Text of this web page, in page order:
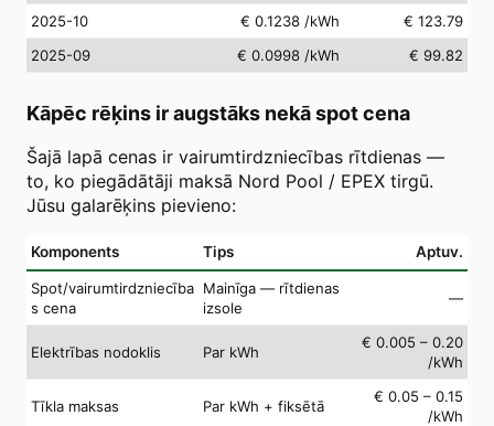
2025-10
€ 0.1238 /kWh
€ 123.79
2025-09
€ 0.0998 /kWh € 99.82
Kāpēc rēķins ir augstāks nekā spot cena
Šajā lapā cenas ir vairumtirdzniecības rītdienas —
to, ko piegādātāji maksā Nord Pool / EPEX tirgū.
Jūsu galarēķins pievieno:
Komponents Tips Aptuv.
Spot/vairumtirdzniecība
s cena
Mainīga — rītdienas
izsole
—
Elektrības nodoklis Par kWh
€ 0.005 – 0.20
/kWh
Tīkla maksas Par kWh + fiksētā
€ 0.05 – 0.15
/kWh